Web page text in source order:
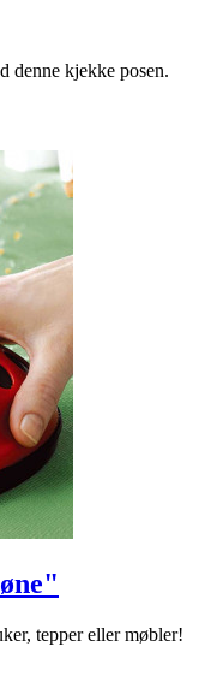
denne kjekke posen.
tepper eller møbler!